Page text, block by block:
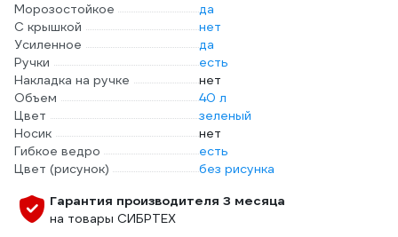
Морозостойкое
да
С крышкой
нет
Усиленное
да
Ручки
есть
Накладка на ручке
нет
Объем
40 л
Цвет
зеленый
Носик
нет
Гибкое ведро
есть
Цвет (рисунок)
без рисунка
Гарантия производителя 3 месяца
на товары СИБРТЕХ